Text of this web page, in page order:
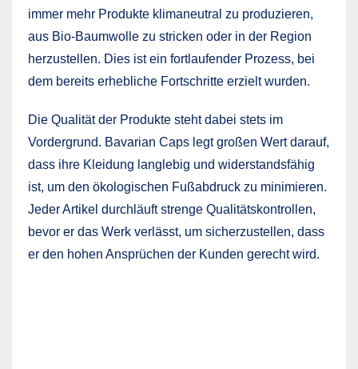
immer mehr Produkte klimaneutral zu produzieren,
aus Bio-Baumwolle zu stricken oder in der Region
herzustellen. Dies ist ein fortlaufender Prozess, bei
dem bereits erhebliche Fortschritte erzielt wurden.
Die Qualität der Produkte steht dabei stets im
Vordergrund. Bavarian Caps legt großen Wert darauf,
dass ihre Kleidung langlebig und widerstandsfähig
ist, um den ökologischen Fußabdruck zu minimieren.
Jeder Artikel durchläuft strenge Qualitätskontrollen,
bevor er das Werk verlässt, um sicherzustellen, dass
er den hohen Ansprüchen der Kunden gerecht wird.